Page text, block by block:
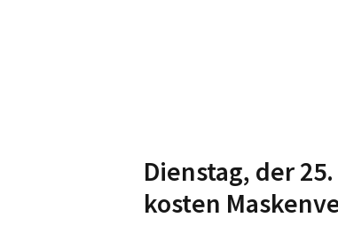
Dienstag, der
kosten